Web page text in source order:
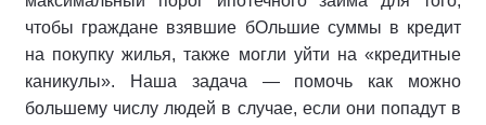
чтобы граждане взявшие бОльшие суммы в кредит
на покупку жилья, также могли уйти на «кредитные
каникулы». Наша задача — помочь как можно
большему числу людей в случае, если они попадут в